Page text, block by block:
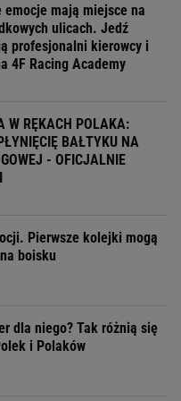
emocje mają miejsce na
ulicach. Jedź
profesjonalni kierowcy i
4F Racing Academy
W RĘKACH POLAKA:
BAŁTYKU NA
- OFICJALNIE
Pierwsze kolejki mogą
boisku
dla niego? Tak różnią się
i Polaków